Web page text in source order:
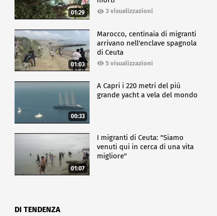
01:29 3 visualizzazioni
01:03
Marocco, centinaia di migranti
arrivano nell'enclave spagnola
di Ceuta
5 visualizzazioni
00:33
A Capri i 220 metri del più
grande yacht a vela del mondo
01:07
I migranti di Ceuta: "Siamo
venuti qui in cerca di una vita
migliore"
DI TENDENZA